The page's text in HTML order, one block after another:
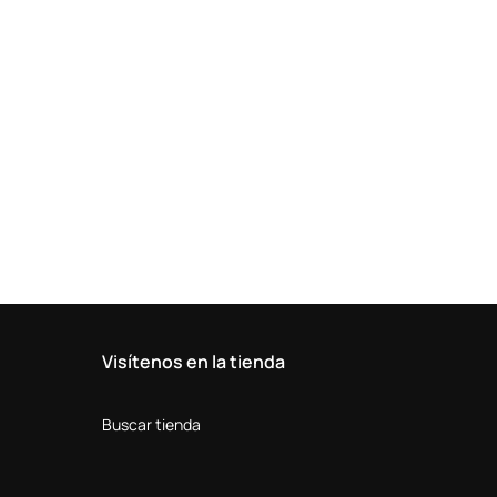
Visítenos en la tienda
Buscar tienda